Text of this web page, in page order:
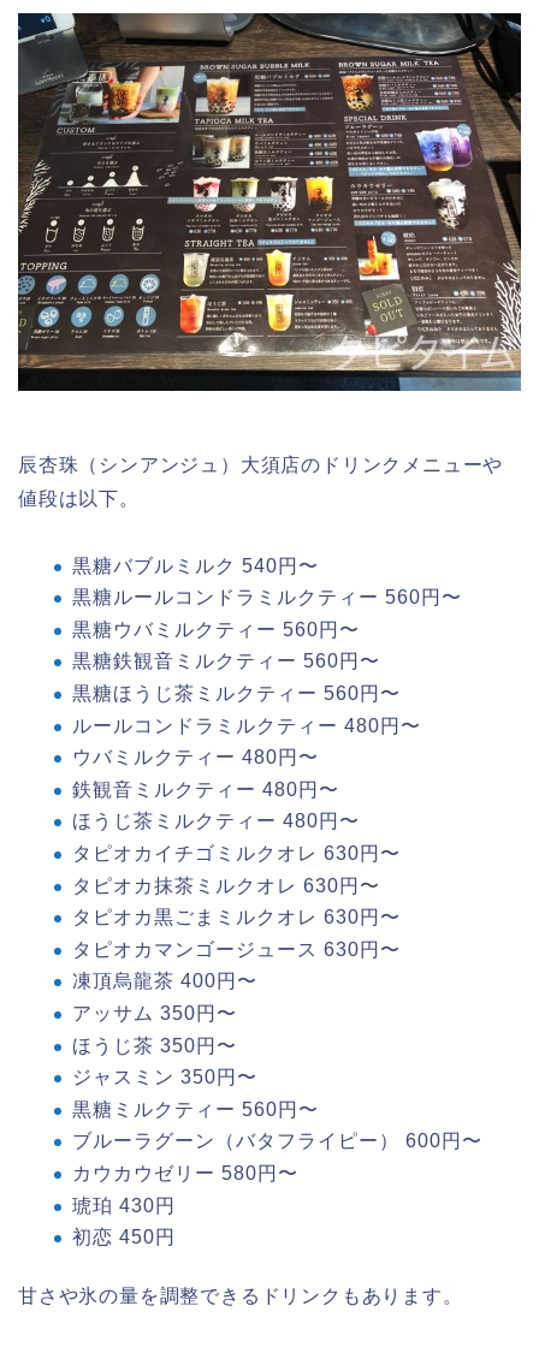
辰杏珠（シンアンジュ）大須店のドリンクメニューや
値段は以下。
黒糖バブルミルク 540円〜
黒糖ルールコンドラミルクティー 560円〜
黒糖ウバミルクティー 560円〜
黒糖鉄観音ミルクティー 560円〜
黒糖ほうじ茶ミルクティー 560円〜
ルールコンドラミルクティー 480円〜
ウバミルクティー 480円〜
鉄観音ミルクティー 480円〜
ほうじ茶ミルクティー 480円〜
タピオカイチゴミルクオレ 630円〜
タピオカ抹茶ミルクオレ 630円〜
タピオカ黒ごまミルクオレ 630円〜
タピオカマンゴージュース 630円〜
凍頂烏龍茶 400円〜
アッサム 350円〜
ほうじ茶 350円〜
ジャスミン 350円〜
黒糖ミルクティー 560円〜
ブルーラグーン（バタフライピー） 600円〜
カウカウゼリー 580円〜
琥珀 430円
初恋 450円
甘さや氷の量を調整できるドリンクもあります。